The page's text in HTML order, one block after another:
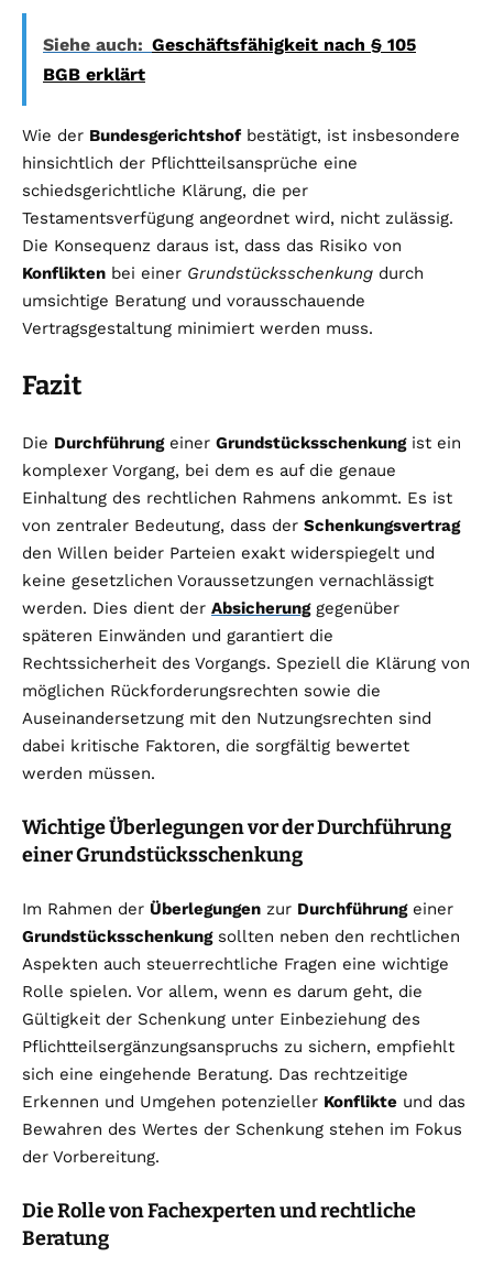
Siehe auch: Geschäftsfähigkeit nach § 105
BGB erklärt
Wie der Bundesgerichtshofbestätigt, ist insbesondere
hinsichtlich der Pflichtteilsansprüche eine
schiedsgerichtliche Klärung, die per
Testamentsverfügung angeordnet wird, nicht zulässig.
Die Konsequenz daraus ist, dass das Risiko von
Konflikten bei einer Grundstücksschenkung durch
umsichtige Beratung und vorausschauende
Vertragsgestaltung minimiert werden muss.
Fazit
Die Durchführungeiner Grundstücksschenkungist ein
komplexer Vorgang, bei dem es auf die genaue
Einhaltung des rechtlichen Rahmens ankommt. Es ist
von zentraler Bedeutung, dass der Schenkungsvertrag
den Willen beider Parteien exakt widerspiegelt und
keine gesetzlichen Voraussetzungen vernachlässigt
werden. Dies dient der Absicherunggegenüber
späteren Einwänden und garantiert die
Rechtssicherheit des Vorgangs. Speziell die Klärung von
möglichen Rückforderungsrechten sowie die
Auseinandersetzung mit den Nutzungsrechten sind
dabei kritische Faktoren, die sorgfältig bewertet
werden müssen.
Wichtige Überlegungen vor der Durchführung
einer Grundstücksschenkung
Im Rahmen der Überlegungen zur Durchführungeiner
Grundstücksschenkungsollten neben den rechtlichen
Aspekten auch steuerrechtliche Fragen eine wichtige
Rolle spielen. Vor allem, wenn es darum geht, die
Gültigkeit der Schenkung unter Einbeziehung des
Pflichtteilsergänzungsanspruchs zu sichern, empfiehlt
sich eine eingehende Beratung. Das rechtzeitige
Erkennen und Umgehen potenzieller Konflikte und das
Bewahren des Wertes der Schenkung stehen im Fokus
der Vorbereitung.
Die Rolle von Fachexperten und rechtliche
Beratung